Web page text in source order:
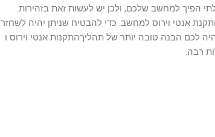
הפיך למחשב שלכם, ולכן יש לעשות זאת בזהירות.
אנטי וירוס למחשב. כדי להבטיח שניתן יהיה לשחזר
לכם הבנה טובה יותר של תהליךהתקנות אנטי וירוס ו
רבה.